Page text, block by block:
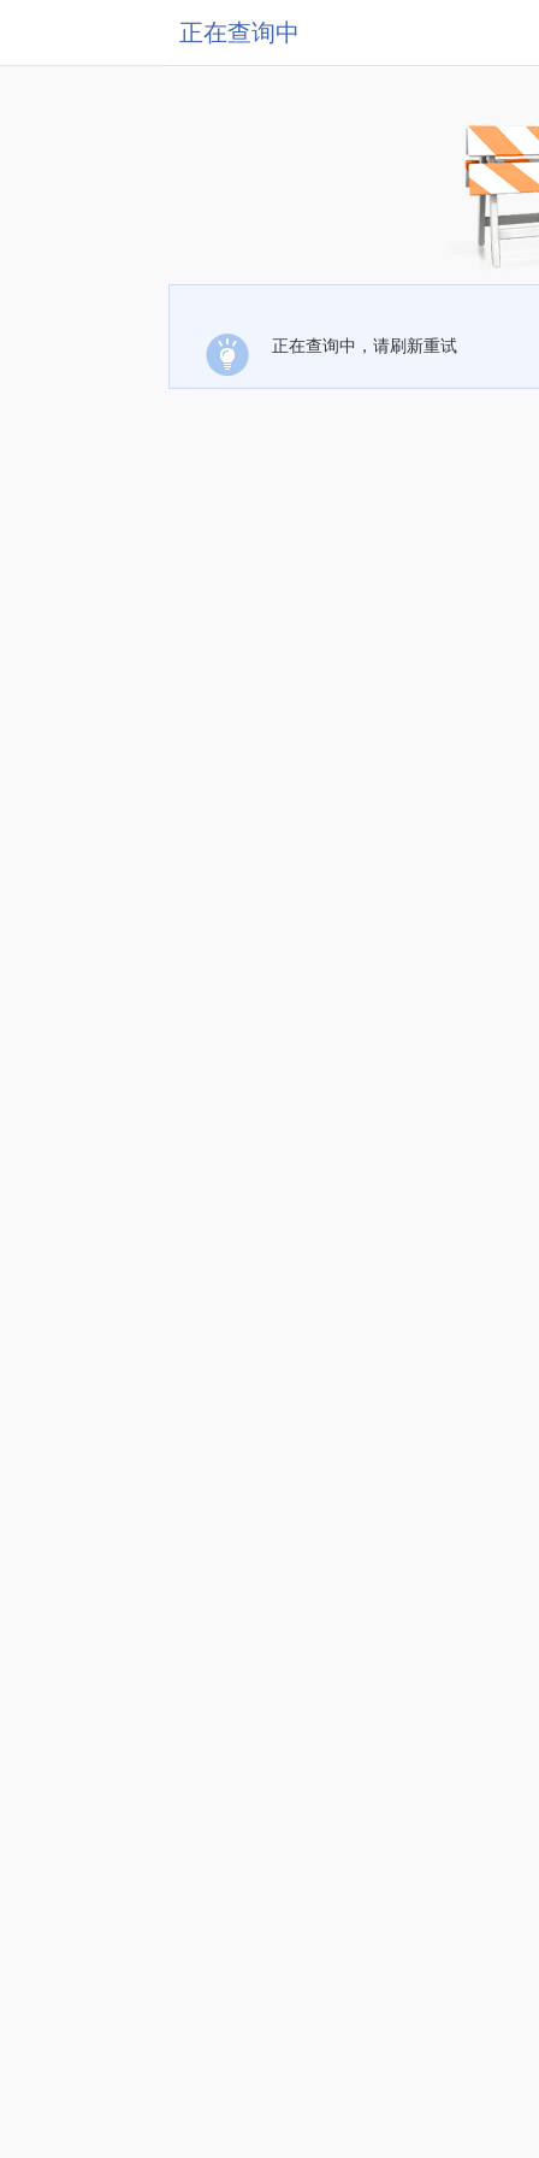
正在查询中
正在查询中，请刷新重试